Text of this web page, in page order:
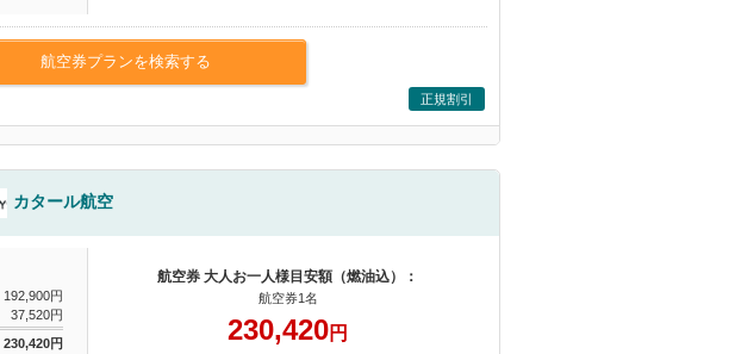
航空券プランを検索する
正規割引
カタール航空
192,900円
37,520円
230,420円
航空券 大人お一人様目安額（燃油込）：
航空券1名
230,420円